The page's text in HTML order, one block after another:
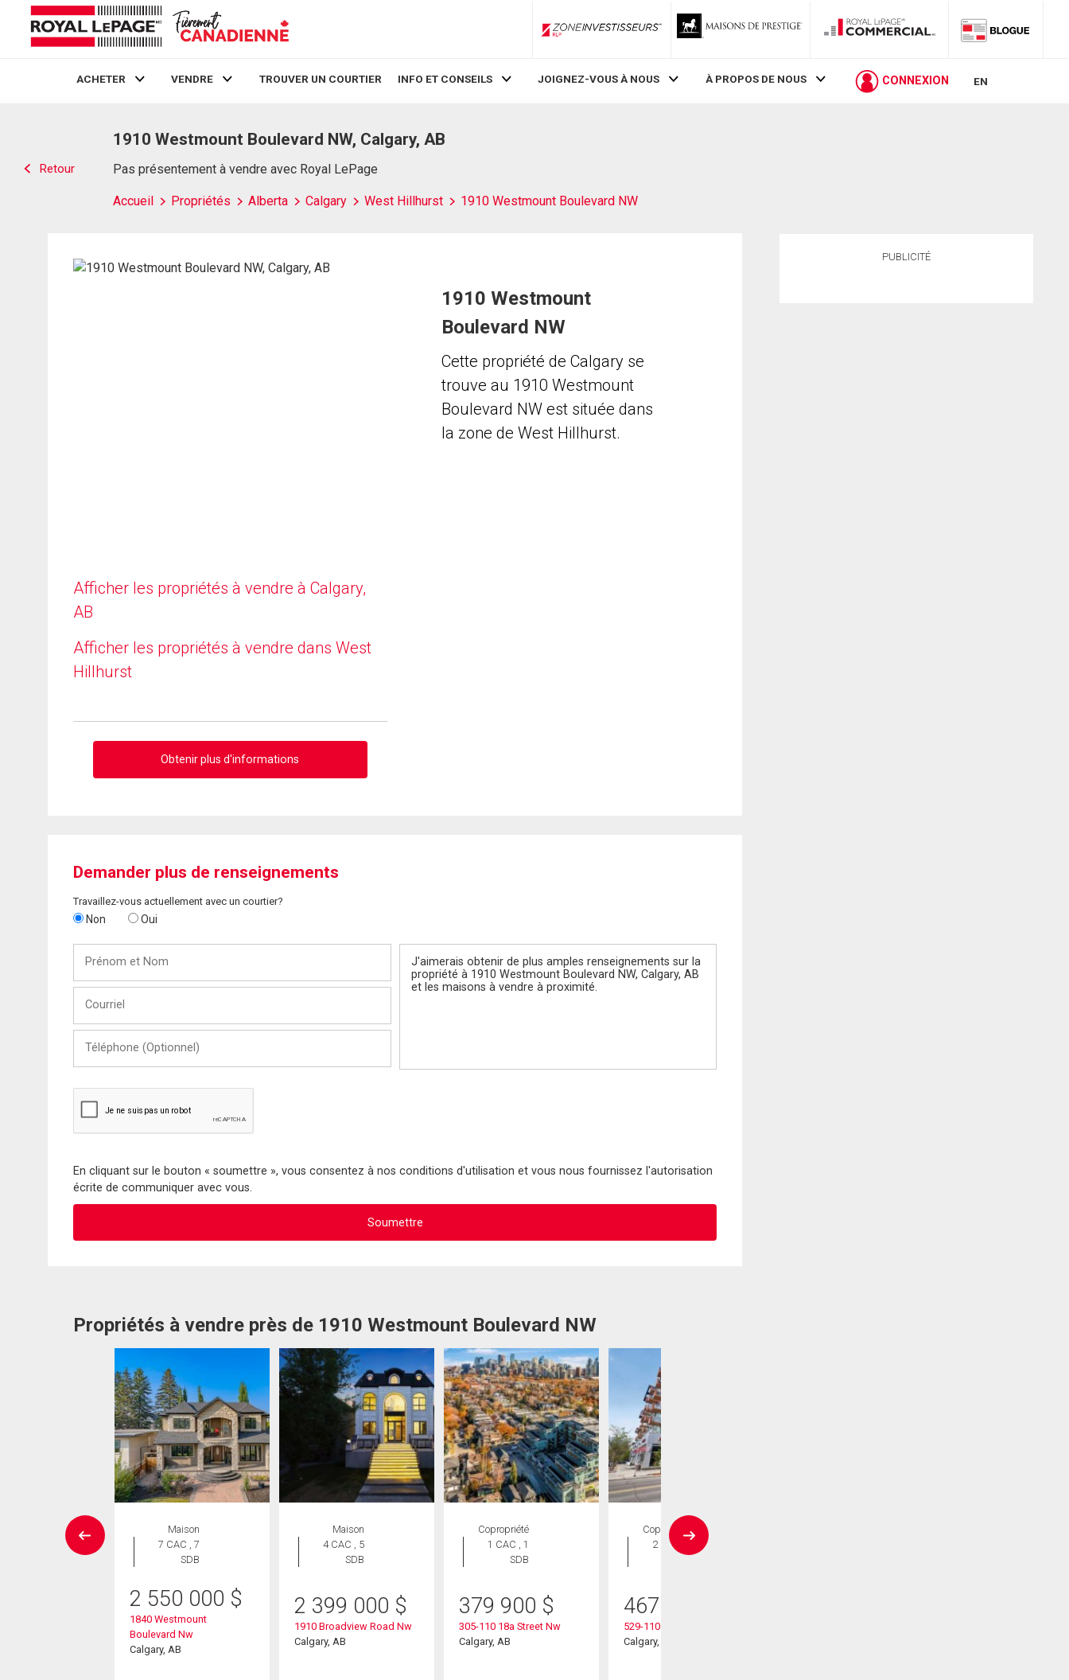
ZoneInvestisseurs RLP
ACHETER VENDRE TROUVER UN COURTIER INFO ET CONSEILS JOIGNEZ-VOUS À NOUS À PROPOS DE NOUS CONNEXION EN
Retour
1910 Westmount Boulevard NW, Calgary, AB
Pas présentement à vendre avec Royal LePage
Accueil Propriétés Alberta Calgary West Hillhurst 1910 Westmount Boulevard NW
Afficher les propriétés à vendre à Calgary,
AB
Afficher les propriétés à vendre dans West
Hillhurst
Obtenir plus d'informations
1910 Westmount
Boulevard NW
Cette propriété de Calgary se
trouve au 1910 Westmount
Boulevard NW est située dans
la zone de West Hillhurst.
Demander plus de renseignements
Travaillez-vous actuellement avec un courtier?
Non Oui
Nom
(Optionnel)
En cliquant sur le bouton « soumettre », vous consentez à nos conditions d'utilisation et vous nous fournissez l'autorisation
écrite de communiquer avec vous.
Propriétés à vendre près de 1910 Westmount Boulevard NW
Maison
7 CAC , 7
SDB
2 550 000 $
1840 Westmount
Boulevard Nw
Calgary, AB
Maison
4 CAC , 5
SDB
2 399 000 $
1910 Broadview Road Nw
Calgary, AB
Copropriété
1 CAC , 1
SDB
379 900 $
305-110 18a Street Nw
Calgary, AB
Copropriété
2 CAC , 1
467 900
529-110 18a Street Nw
Calgary, AB
PUBLICITÉ